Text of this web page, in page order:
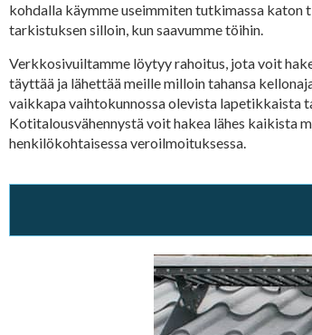
kohdalla käymme useimmiten tutkimassa
tarkistuksen silloin, kun saavumme töihin.
Verkkosivuiltamme löytyy rahoitus, jota voit
täyttää ja lähettää meille milloin tahansa
vaikkapa vaihtokunnossa olevista lapetikkaista
Kotitalousvähennystä voit hakea lähes kaikista
henkilökohtaisessa veroilmoituksessa.